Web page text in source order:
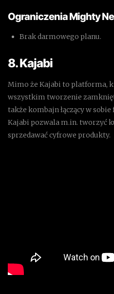
Ograniczenia Mighty
Brak darmowego planu.
8. Kajabi
Mimo że Kajabi to platforma,
wszystkim tworzenie
także kombajn łączący w
Kajabi pozwala m.in. tworzyć
sprzedawać cyfrowe produkty.